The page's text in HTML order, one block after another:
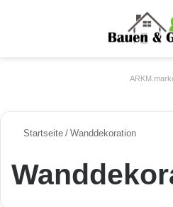
Startseite / Wanddekoration